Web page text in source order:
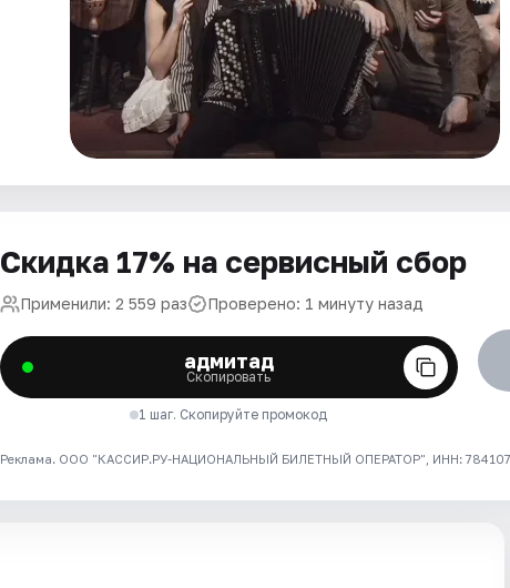
Скидка 17% на сервисный сбор
Применили: 2 559 раз Проверено: 1 минуту назад
адмитад
Скопировать
1 шаг. Скопируйте промокод
Реклама. ООО "КАССИР.РУ-НАЦИОНАЛЬНЫЙ БИЛЕТНЫЙ ОПЕРАТОР", ИНН: